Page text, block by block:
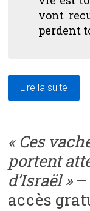
vont
perdent
Lire la suite
« Ces
portent
d’Israël »–
accès